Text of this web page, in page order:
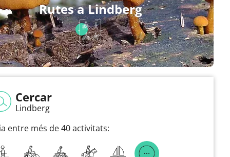
Rutes a Lindberg
Cercar
Lindberg
entre més de 40 activitats: